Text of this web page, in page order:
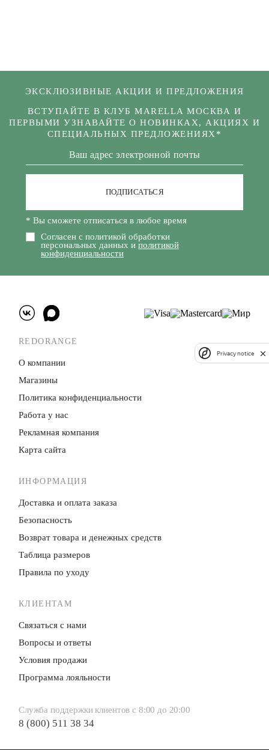
ЭКСКЛЮЗИВНЫЕ АКЦИИ И ПРЕДЛОЖЕНИЯ
ВСТУПАЙТЕ В КЛУБ MARELLA МОСКВА И
ПЕРВЫМИ УЗНАВАЙТЕ О НОВИНКАХ, АКЦИЯХ И
СПЕЦИАЛЬНЫХ ПРЕДЛОЖЕНИЯХ*
ПОДПИСАТЬСЯ
Согласен с политикой обработки
персональных данных и политикой
конфиденциальности
* Вы сможете отписаться в любое время
REDORANGE
О компании
Магазины
Политика конфиденци­альности
Работа у нас
Рекламная компания
Карта сайта
ИНФОРМАЦИЯ
Доставка и оплата заказа
Безопасность
Возврат товара и денежных средств
Таблица размеров
Правила по уходу
КЛИЕНТАМ
Связаться с нами
Вопросы и ответы
Условия продажи
Программа лояльности
Служба поддержки клиентов с 8:00 до 20:00
8 (800) 511 38 34
Privacy notice